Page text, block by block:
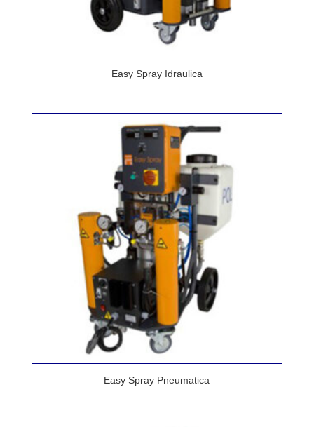
Easy Spray Idraulica
Easy Spray Pneumatica